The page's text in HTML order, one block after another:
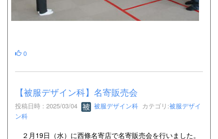
0
【被服デザイン科】名寄販売会
投稿日時 : 2025/03/04 被服デザイン科 カテゴリ:被服デザイ
ン科
２月19日（水）に西條名寄店で名寄販売会を行いました。